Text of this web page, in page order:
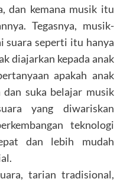
dan kemana musik itu
Tegasnya, musik-
suara seperti itu hanya
diajarkan kepada anak
apakah anak
suka belajar musik
yang diwariskan
teknologi
dan lebih mudah
tarian tradisional,